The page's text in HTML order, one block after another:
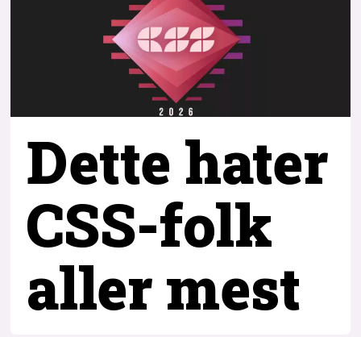
Dette hater
CSS-folk
aller mest